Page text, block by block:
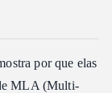
por que elas
MLA (Multi-